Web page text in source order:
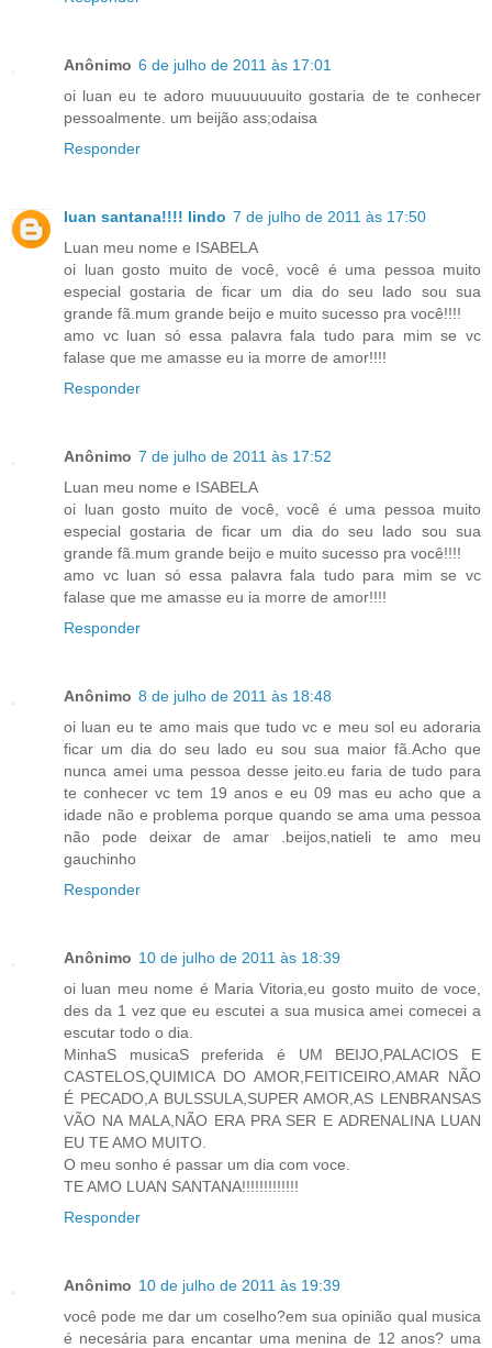
Anônimo 6 de julho de 2011 às 17:01
oi luan eu te adoro muuuuuuuito gostaria de te conhecer
pessoalmente. um beijão ass;odaisa
Responder
luan santana!!!! lindo 7 de julho de 2011 às 17:50
Luan meu nome e ISABELA
oi luan gosto muito de você, você é uma pessoa muito
especial gostaria de ficar um dia do seu lado sou sua
grande fã.mum grande beijo e muito sucesso pra você!!!!
amo vc luan só essa palavra fala tudo para mim se vc
falase que me amasse eu ia morre de amor!!!!
Responder
Anônimo 7 de julho de 2011 às 17:52
Luan meu nome e ISABELA
oi luan gosto muito de você, você é uma pessoa muito
especial gostaria de ficar um dia do seu lado sou sua
grande fã.mum grande beijo e muito sucesso pra você!!!!
amo vc luan só essa palavra fala tudo para mim se vc
falase que me amasse eu ia morre de amor!!!!
Responder
Anônimo 8 de julho de 2011 às 18:48
oi luan eu te amo mais que tudo vc e meu sol eu adoraria
ficar um dia do seu lado eu sou sua maior fã.Acho que
nunca amei uma pessoa desse jeito.eu faria de tudo para
te conhecer vc tem 19 anos e eu 09 mas eu acho que a
idade não e problema porque quando se ama uma pessoa
não pode deixar de amar .beijos,natieli te amo meu
gauchinho
Responder
Anônimo 10 de julho de 2011 às 18:39
oi luan meu nome é Maria Vitoria,eu gosto muito de voce,
des da 1 vez que eu escutei a sua musica amei comecei a
escutar todo o dia.
MinhaS musicaS preferida é UM BEIJO,PALACIOS E
CASTELOS,QUIMICA DO AMOR,FEITICEIRO,AMAR NÃO
É PECADO,A BULSSULA,SUPER AMOR,AS LENBRANSAS
VÃO NA MALA,NÃO ERA PRA SER E ADRENALINA LUAN
EU TE AMO MUITO.
O meu sonho é passar um dia com voce.
TE AMO LUAN SANTANA!!!!!!!!!!!!!
Responder
Anônimo 10 de julho de 2011 às 19:39
você pode me dar um coselho?em sua opinião qual musica
é necesária para encantar uma menina de 12 anos? uma